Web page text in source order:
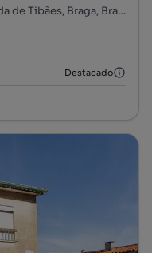
Merelim (São Paio), Panoias e Parada de Tibães, Braga, Braga
Destacado